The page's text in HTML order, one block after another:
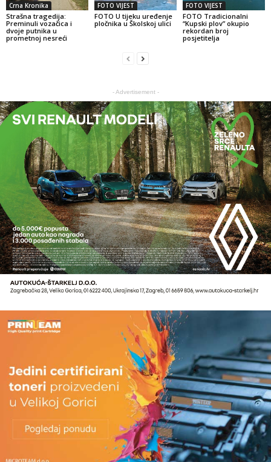
Crna Kronika
Strašna tragedija:
Preminuli vozačica i
dvoje putnika u
prometnoj nesreći
FOTO VIJEST
FOTO U tijeku uređenje
pločnika u Školskoj ulici
FOTO VIJEST
FOTO Tradicionalni
“Kupski plov” okupio
rekordan broj
posjetitelja
- Advertisement -